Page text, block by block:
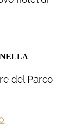
del Parco